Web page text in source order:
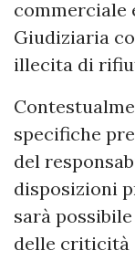
commerciale
Giudiziaria
illecita di
specifiche
del
disposizioni
sarà
delle criticità